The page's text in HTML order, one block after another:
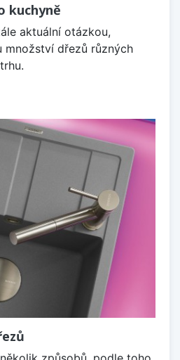
kuchyně
aktuální otázkou,
množství dřezů různých